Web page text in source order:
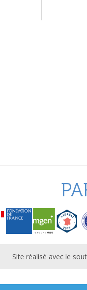
Site réalisé avec le